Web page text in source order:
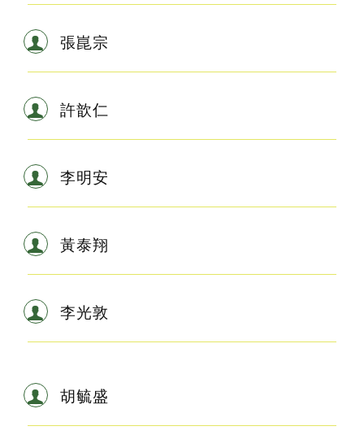
張崑宗
許歆仁
李明安
黃泰翔
李光敦
胡毓盛